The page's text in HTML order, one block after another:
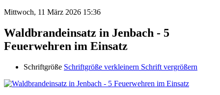
Mittwoch, 11 März 2026 15:36
Waldbrandeinsatz in Jenbach - 5
Feuerwehren im Einsatz
Schriftgröße Schriftgröße verkleinern Schrift vergrößern